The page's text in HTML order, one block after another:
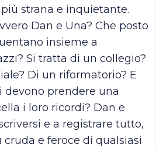
strana e inquietante.
Dan e Una? Che posto
insieme a
Si tratta di un collegio?
Di un riformatorio? E
prendere una
i loro ricordi? Dan e
e a registrare tutto,
e feroce di qualsiasi